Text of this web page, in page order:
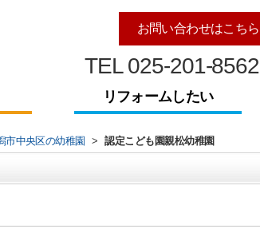
お問い合わせはこちら
TEL 025-201-8562
リフォームしたい
市中央区の幼稚園 > 認定こども園親松幼稚園